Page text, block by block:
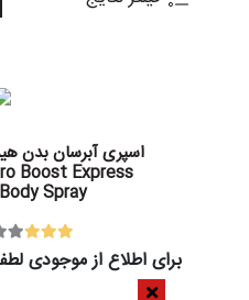
اسپری آبرسان بدن
Boost Express
Spray
برای اطلاع از موجودی